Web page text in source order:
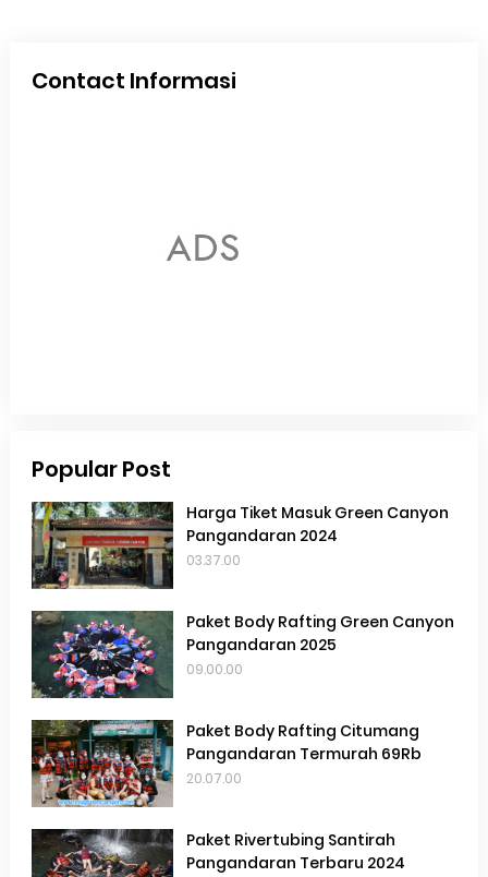
Contact Informasi
Popular Post
Harga Tiket Masuk Green Canyon
Pangandaran 2024
03.37.00
Paket Body Rafting Green Canyon
Pangandaran 2025
09.00.00
Paket Body Rafting Citumang
Pangandaran Termurah 69Rb
20.07.00
Paket Rivertubing Santirah
Pangandaran Terbaru 2024